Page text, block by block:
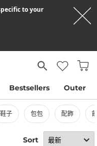
to your
Bestsellers Outer
鞋子 包包 配飾
Sort